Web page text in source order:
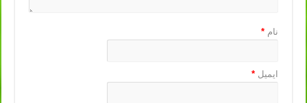
نام*
ایمیل*